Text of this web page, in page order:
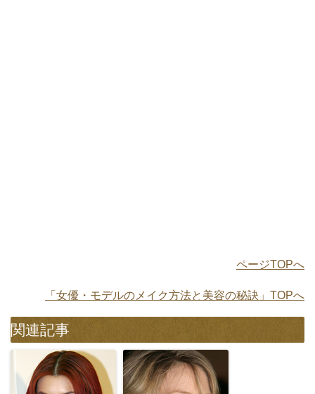
ページTOPへ
「女優・モデルのメイク方法と美容の秘訣」TOPへ
関連記事